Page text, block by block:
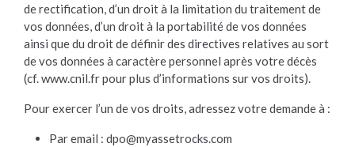
de rectification, d’un droit à la limitation du traitement de
vos données, d’un droit à la portabilité de vos données
ainsi que du droit de définir des directives relatives au sort
de vos données à caractère personnel après votre décès
(cf. www.cnil.fr pour plus d’informations sur vos droits).
Pour exercer l’un de vos droits, adressez votre demande à :
Par email : dpo@myassetrocks.com